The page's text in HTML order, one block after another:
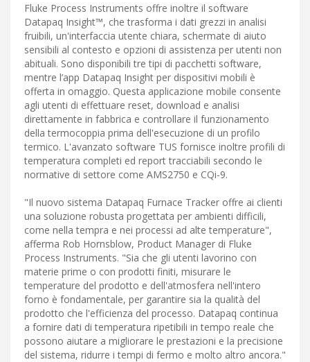
Fluke Process Instruments offre inoltre il software
Datapaq Insight™, che trasforma i dati grezzi in analisi
fruibili, un'interfaccia utente chiara, schermate di aiuto
sensibili al contesto e opzioni di assistenza per utenti non
abituali. Sono disponibili tre tipi di pacchetti software,
mentre l’app Datapaq Insight per dispositivi mobili è
offerta in omaggio. Questa applicazione mobile consente
agli utenti di effettuare reset, download e analisi
direttamente in fabbrica e controllare il funzionamento
della termocoppia prima dell'esecuzione di un profilo
termico. L'avanzato software TUS fornisce inoltre profili di
temperatura completi ed report tracciabili secondo le
normative di settore come AMS2750 e CQi-9.
"Il nuovo sistema Datapaq Furnace Tracker offre ai clienti
una soluzione robusta progettata per ambienti difficili,
come nella tempra e nei processi ad alte temperature",
afferma Rob Hornsblow, Product Manager di Fluke
Process Instruments. "Sia che gli utenti lavorino con
materie prime o con prodotti finiti, misurare le
temperature del prodotto e dell'atmosfera nell'intero
forno è fondamentale, per garantire sia la qualità del
prodotto che l'efficienza del processo. Datapaq continua
a fornire dati di temperatura ripetibili in tempo reale che
possono aiutare a migliorare le prestazioni e la precisione
del sistema, ridurre i tempi di fermo e molto altro ancora."